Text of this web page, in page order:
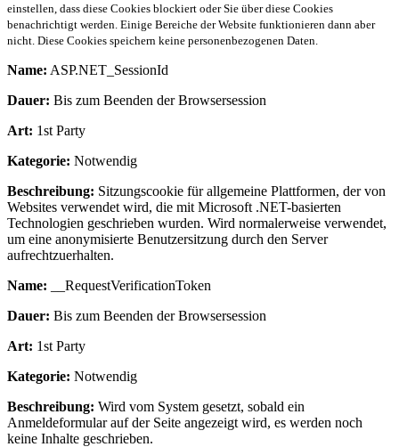
einstellen, dass diese Cookies blockiert oder Sie über diese Cookies
benachrichtigt werden. Einige Bereiche der Website funktionieren dann aber
nicht. Diese Cookies speichern keine personenbezogenen Daten.
Name: ASP.NET_SessionId
Dauer: Bis zum Beenden der Browsersession
Art: 1st Party
Kategorie: Notwendig
Beschreibung: Sitzungscookie für allgemeine Plattformen, der von
Websites verwendet wird, die mit Microsoft .NET-basierten
Technologien geschrieben wurden. Wird normalerweise verwendet,
um eine anonymisierte Benutzersitzung durch den Server
aufrechtzuerhalten.
Name: __RequestVerificationToken
Dauer: Bis zum Beenden der Browsersession
Art: 1st Party
Kategorie: Notwendig
Beschreibung: Wird vom System gesetzt, sobald ein
Anmeldeformular auf der Seite angezeigt wird, es werden noch
keine Inhalte geschrieben.